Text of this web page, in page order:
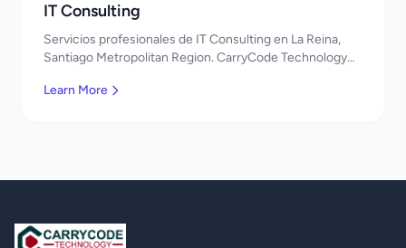
IT Consulting
Servicios profesionales de IT Consulting en La Reina,
Santiago Metropolitan Region. CarryCode Technology
Learn More